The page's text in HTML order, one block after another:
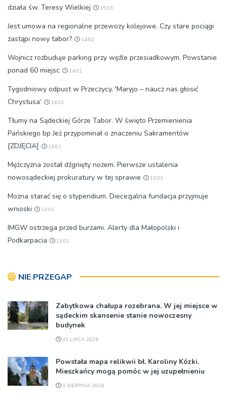
działa św. Teresy Wielkiej
15:03
Jest umowa na regionalne przewozy kolejowe. Czy stare pociągi
zastąpi nowy tabor?
14:02
Wojnicz rozbuduje parking przy węźle przesiadkowym. Powstanie
ponad 60 miejsc
14:02
Tygodniowy odpust w Przeczycy. 'Maryjo – naucz nas głosić
Chrystusa’
14:02
Tłumy na Sądeckiej Górze Tabor. W święto Przemienienia
Pańskiego bp Jeż przypominał o znaczeniu Sakramentów
[ZDJĘCIA]
13:01
Mężczyzna został dźgnięty nożem. Pierwsze ustalenia
nowosądeckiej prokuratury w tej sprawie
13:01
Można starać się o stypendium. Diecezjalna fundacja przyjmuje
wnioski
13:01
IMGW ostrzega przed burzami. Alerty dla Małopolski i
Podkarpacia
13:01
NIE PRZEGAP
Zabytkowa chałupa rozebrana. W jej miejsce w
sądeckim skansenie stanie nowoczesny
budynek
31 LIPCA 2026
Powstała mapa relikwii bł. Karoliny Kózki.
Mieszkańcy mogą pomóc w jej uzupełnieniu
3 SIERPNIA 2026